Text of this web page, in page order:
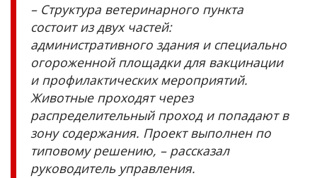
– Структура ветеринарного пункта
состоит из двух частей:
административного здания и специально
огороженной площадки для вакцинации
и профилактических мероприятий.
Животные проходят через
распределительный проход и попадают в
зону содержания. Проект выполнен по
типовому решению, – рассказал
руководитель управления.